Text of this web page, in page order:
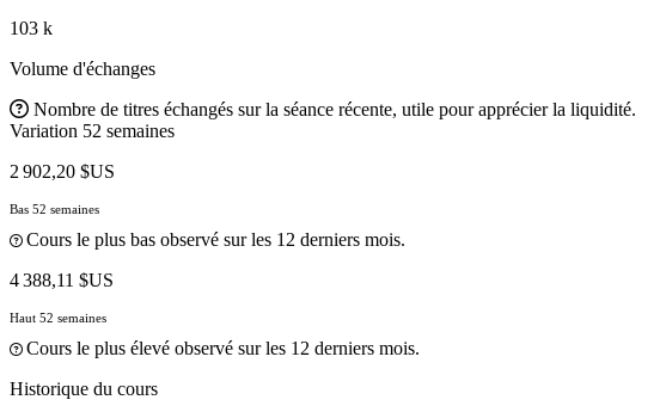
103 k
Volume d'échanges
Nombre de titres échangés sur la séance récente, utile pour apprécier la liquidité.
Variation 52 semaines
2 902,20 $US
Bas 52 semaines
Cours le plus bas observé sur les 12 derniers mois.
4 388,11 $US
Haut 52 semaines
Cours le plus élevé observé sur les 12 derniers mois.
Historique du cours